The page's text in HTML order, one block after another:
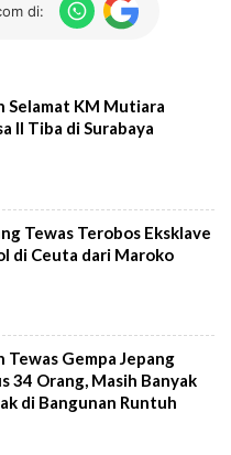
di:
Selamat KM Mutiara
II Tiba di Surabaya
Tewas Terobos Eksklave
di Ceuta dari Maroko
Tewas Gempa Jepang
34 Orang, Masih Banyak
di Bangunan Runtuh